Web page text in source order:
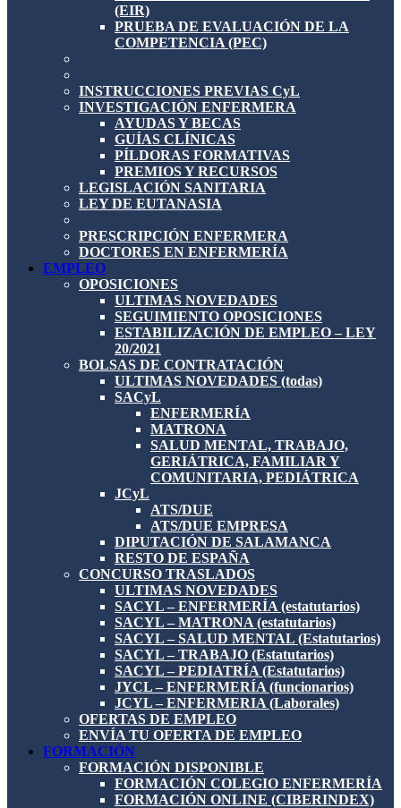
(EIR)
PRUEBA DE EVALUACIÓN DE LA
COMPETENCIA (PEC)
INSTRUCCIONES PREVIAS CyL
INVESTIGACIÓN ENFERMERA
AYUDAS Y BECAS
GUÍAS CLÍNICAS
PÍLDORAS FORMATIVAS
PREMIOS Y RECURSOS
LEGISLACIÓN SANITARIA
LEY DE EUTANASIA
PRESCRIPCIÓN ENFERMERA
DOCTORES EN ENFERMERÍA
EMPLEO
OPOSICIONES
ULTIMAS NOVEDADES
SEGUIMIENTO OPOSICIONES
ESTABILIZACIÓN DE EMPLEO – LEY
20/2021
BOLSAS DE CONTRATACIÓN
ULTIMAS NOVEDADES (todas)
SACyL
ENFERMERÍA
MATRONA
SALUD MENTAL, TRABAJO,
GERIÁTRICA, FAMILIAR Y
COMUNITARIA, PEDIÁTRICA
JCyL
ATS/DUE
ATS/DUE EMPRESA
DIPUTACIÓN DE SALAMANCA
RESTO DE ESPAÑA
CONCURSO TRASLADOS
ULTIMAS NOVEDADES
SACYL – ENFERMERÍA (estatutarios)
SACYL – MATRONA (estatutarios)
SACYL – SALUD MENTAL (Estatutarios)
SACYL – TRABAJO (Estatutarios)
SACYL – PEDIATRÍA (Estatutarios)
JYCL – ENFERMERÍA (funcionarios)
JCYL – ENFERMERIA (Laborales)
OFERTAS DE EMPLEO
ENVÍA TU OFERTA DE EMPLEO
FORMACIÓN
FORMACIÓN DISPONIBLE
FORMACIÓN COLEGIO ENFERMERÍA
FORMACIÓN ONLINE (CIBERINDEX)